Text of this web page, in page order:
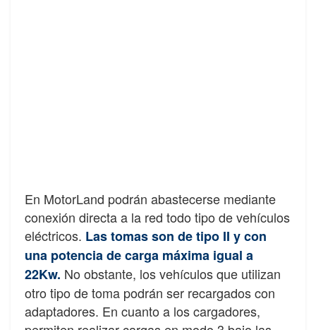
En MotorLand podrán abastecerse mediante
conexión directa a la red todo tipo de vehículos
eléctricos. Las tomas son de tipo II y con
una potencia de carga máxima igual a
22Kw. No obstante, los vehículos que utilizan
otro tipo de toma podrán ser recargados con
adaptadores. En cuanto a los cargadores,